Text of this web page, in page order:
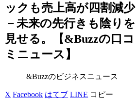
ックも売上高が四割減少
－未来の先行きも陰りを
見せる。【&Buzzの口コ
ミニュース】
&Buzzのビジネスニュース
X Facebook はてブ LINE コピー